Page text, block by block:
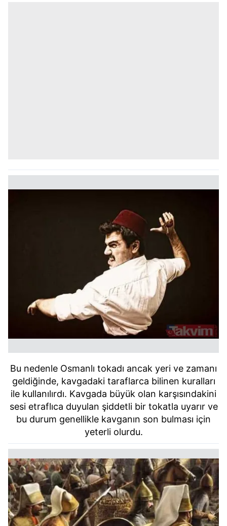
Bu nedenle Osmanlı tokadı ancak yeri ve zamanı
geldiğinde, kavgadaki taraflarca bilinen kuralları
ile kullanılırdı. Kavgada büyük olan karşısındakini
sesi etraflıca duyulan şiddetli bir tokatla uyarır ve
bu durum genellikle kavganın son bulması için
yeterli olurdu.